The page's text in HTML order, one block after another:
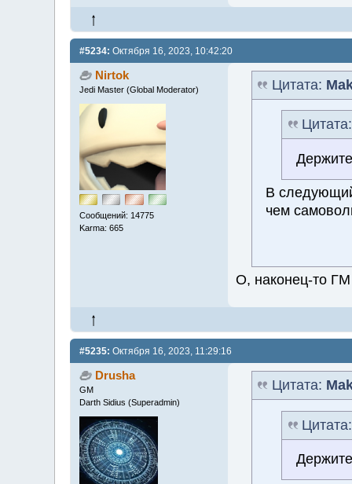
#5234: Октября 16, 2023, 10:42:20
Nirtok
Jedi Master (Global Moderator)
Сообщений: 14775
Karma: 665
Цитата:
В
чем
О, наконец-то
#5235: Октября 16, 2023, 11:29:16
Drusha
GM
Darth Sidius (Superadmin)
Цитата: